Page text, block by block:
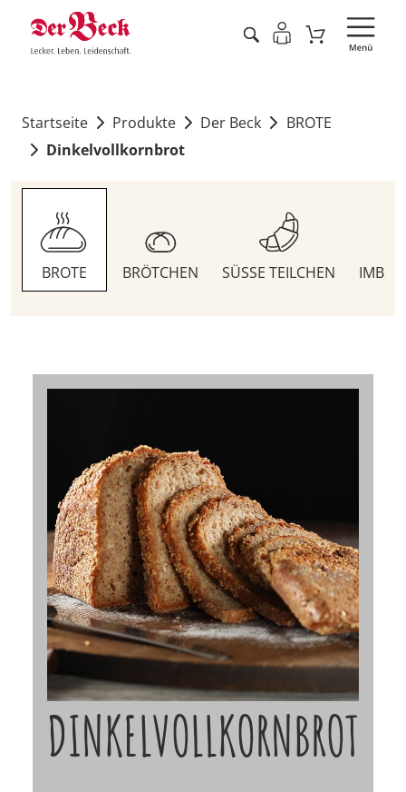
Startseite Produkte Der Beck
BROTE
Dinkelvollkornbrot
BROTE BRÖTCHEN SÜSSE TEILCHEN
DINKELVOLLKORNBROT